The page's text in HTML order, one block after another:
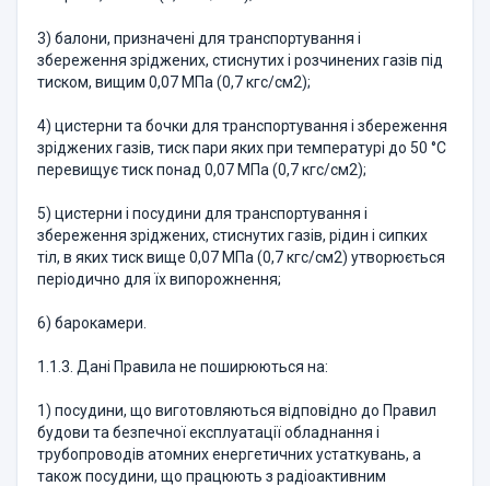
3) балони, призначені для транспортування і
збереження зріджених, стиснутих і розчинених газів під
тиском, вищим 0,07 МПа (0,7 кгс/см2);
4) цистерни та бочки для транспортування і збереження
зріджених газів, тиск пари яких при температурі до 50 °С
перевищує тиск понад 0,07 МПа (0,7 кгс/см2);
5) цистерни і посудини для транспортування і
збереження зріджених, стиснутих газів, рідин і сипких
тіл, в яких тиск вище 0,07 МПа (0,7 кгс/см2) утворюється
періодично для їх випорожнення;
6) барокамери.
1.1.3. Дані Правила не поширюються на:
1) посудини, що виготовляються відповідно до Правил
будови та безпечної експлуатації обладнання і
трубопроводів атомних енергетичних устаткувань, а
також посудини, що працюють з радіоактивним